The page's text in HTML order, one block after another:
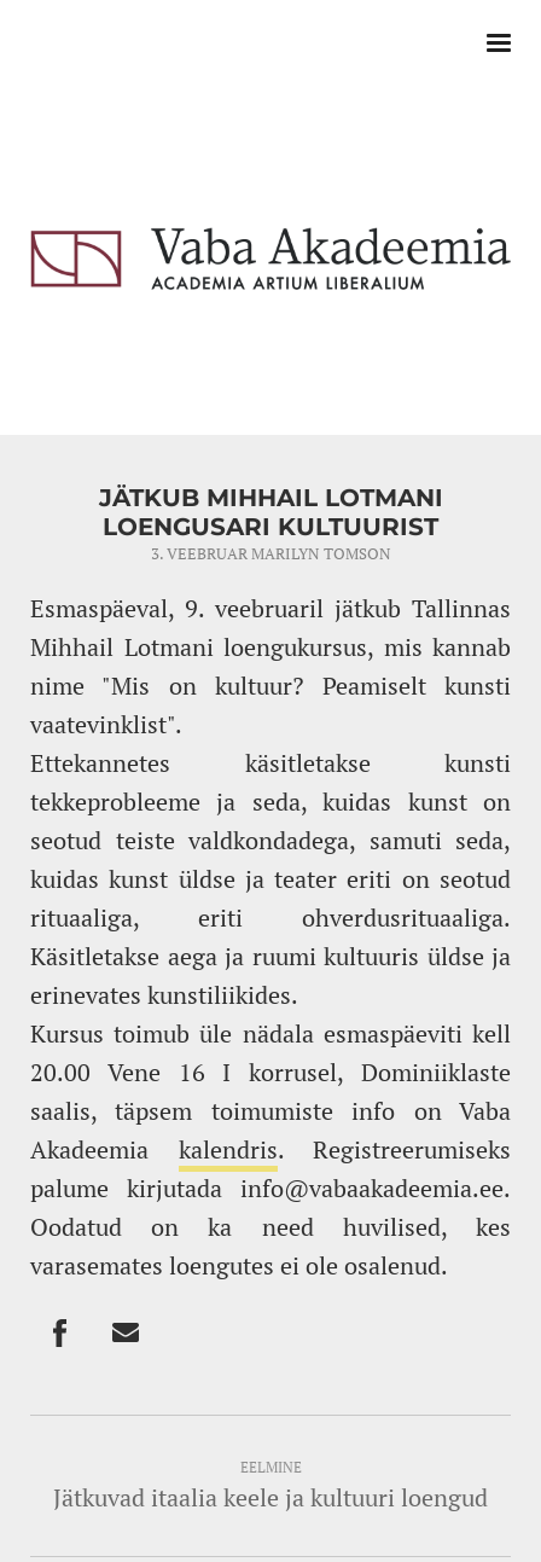
JÄTKUB MIHHAIL LOTMANI
LOENGUSARI KULTUURIST
3. VEEBRUARMARILYN TOMSON
Esmaspäeval, 9. veebruaril jätkub Tallinnas
Mihhail Lotmani loengukursus, mis kannab
nime "Mis on kultuur? Peamiselt kunsti
vaatevinklist".
Ettekannetes käsitletakse kunsti
tekkeprobleeme ja seda, kuidas kunst on
seotud teiste valdkondadega, samuti seda,
kuidas kunst üldse ja teater eriti on seotud
rituaaliga, eriti ohverdusrituaaliga.
Käsitletakse aega ja ruumi kultuuris üldse ja
erinevates kunstiliikides.
Kursus toimub üle nädala esmaspäeviti kell
20.00 Vene 16 I korrusel, Dominiiklaste
saalis, täpsem toimumiste info on Vaba
Akadeemia kalendris. Registreerumiseks
palume kirjutada info@vabaakadeemia.ee.
Oodatud on ka need huvilised, kes
varasemates loengutes ei ole osalenud.
EELMINE
Jätkuvad itaalia keele ja kultuuri loengud